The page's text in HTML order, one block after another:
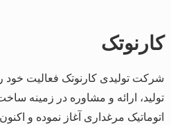
کارنوتک
تولید، ارائه و مشاوره در زمینه
اتوماتیک مرغداری آغاز نموده و